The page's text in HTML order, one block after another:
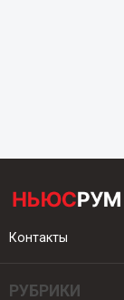
Контакты
РУБРИКИ